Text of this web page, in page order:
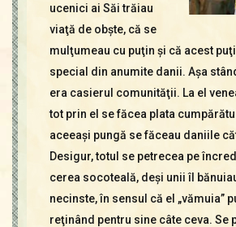
ucenici ai Săi trăiau
viaţă de obşte, că se
mulţumeau cu puţin şi că acest
special din anumite danii. Aşa
era casierul comunităţii. La el
tot prin el se făcea plata
aceeaşi pungă se făceau daniile
Desigur, totul se petrecea pe
cerea socoteală, deşi unii îl
necinste, în sensul că el „vămuia”
reţinând pentru sine câte ceva. Se